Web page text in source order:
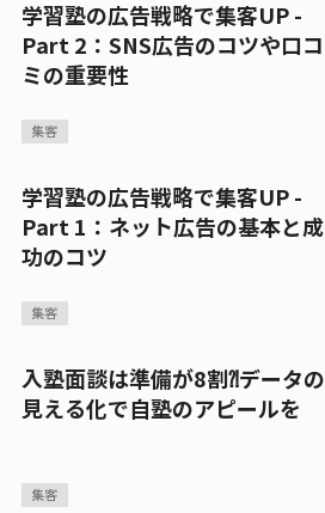
学習塾の広告戦略で集客UP -
Part 2：SNS広告のコツや口コ
ミの重要性
集客
学習塾の広告戦略で集客UP -
Part 1：ネット広告の基本と成
功のコツ
集客
入塾面談は準備が8割⁈データの
見える化で自塾のアピールを
集客